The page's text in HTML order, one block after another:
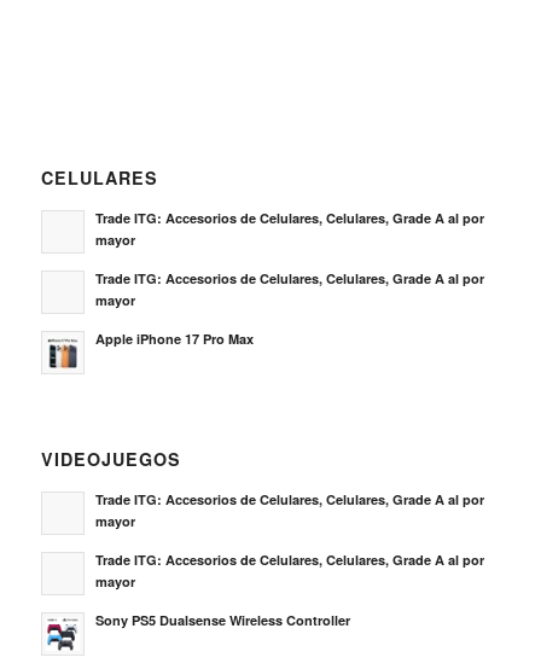
CELULARES
Trade ITG: Accesorios de Celulares, Celulares, Grade A al por
mayor
Trade ITG: Accesorios de Celulares, Celulares, Grade A al por
mayor
Apple iPhone 17 Pro Max
VIDEOJUEGOS
Trade ITG: Accesorios de Celulares, Celulares, Grade A al por
mayor
Trade ITG: Accesorios de Celulares, Celulares, Grade A al por
mayor
Sony PS5 Dualsense Wireless Controller